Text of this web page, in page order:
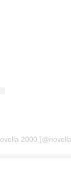
2000